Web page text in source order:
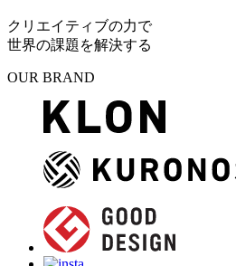
クリエイティブの力で
世界の課題を解決する
OUR BRAND